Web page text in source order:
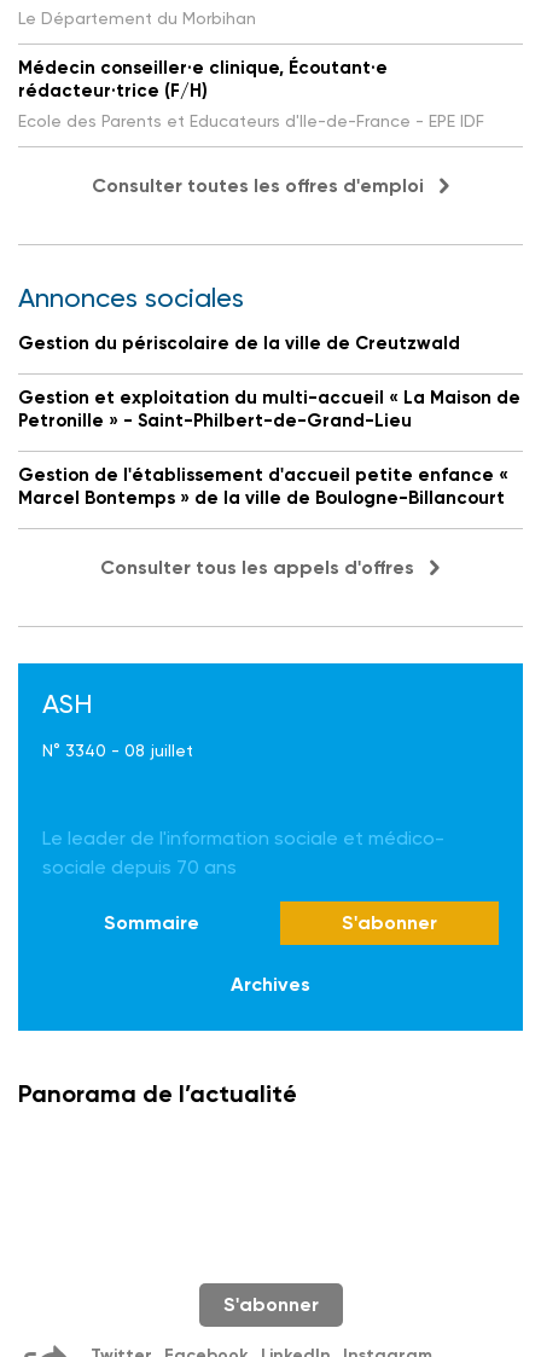
Le Département du Morbihan
Médecin conseiller·e clinique, Écoutant·e
rédacteur·trice (F/H)
Ecole des Parents et Educateurs d'Ile-de-France - EPE IDF
Consulter toutes les offres d'emploi
Annonces sociales
Gestion du périscolaire de la ville de Creutzwald
Gestion et exploitation du multi-accueil « La Maison de
Petronille » - Saint-Philbert-de-Grand-Lieu
Gestion de l'établissement d'accueil petite enfance «
Marcel Bontemps » de la ville de Boulogne-Billancourt
Consulter tous les appels d'offres
ASH
N° 3340 - 08 juillet
Le leader de l'information sociale et médico-
sociale depuis 70 ans
Sommaire S'abonner
Archives
Panorama de l’actualité
S'abonner